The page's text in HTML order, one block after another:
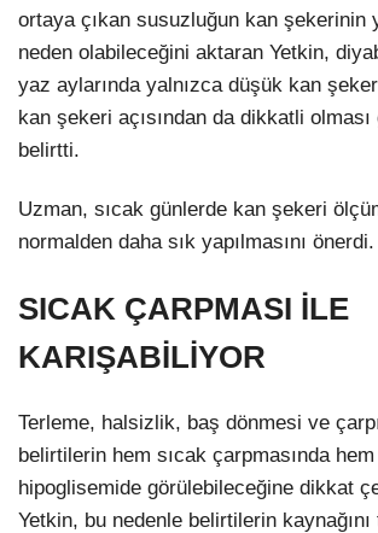
ortaya çıkan susuzluğun kan şekerinin
neden olabileceğini aktaran Yetkin,
yaz aylarında yalnızca düşük kan
kan şekeri açısından da dikkatli
belirtti.
Uzman, sıcak günlerde kan şekeri
normalden daha sık yapılmasını önerdi.
SICAK ÇARPMASI İLE
KARIŞABİLİYOR
Terleme, halsizlik, baş dönmesi ve
belirtilerin hem sıcak çarpmasında
hipoglisemide görülebileceğine dikkat
Yetkin, bu nedenle belirtilerin